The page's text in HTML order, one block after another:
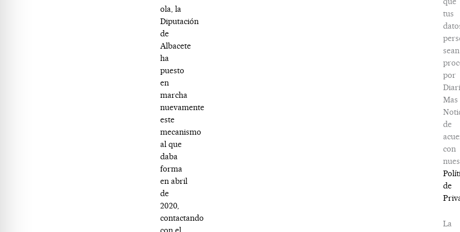
ola, la
Diputación
de
Albacete
ha
puesto
en
marcha
nuevamente
este
mecanismo
al que
daba
forma
en abril
de
2020,
contactando
tus
sean
por
Mas
de
con
de
La